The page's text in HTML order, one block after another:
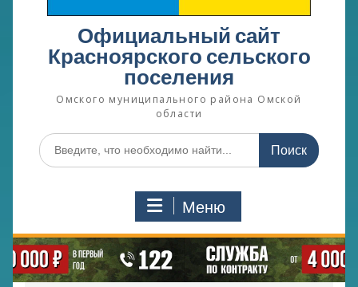
Официальный сайт
Красноярского сельского
поселения
Омского муниципального района Омской
области
Поиск
по:
Меню